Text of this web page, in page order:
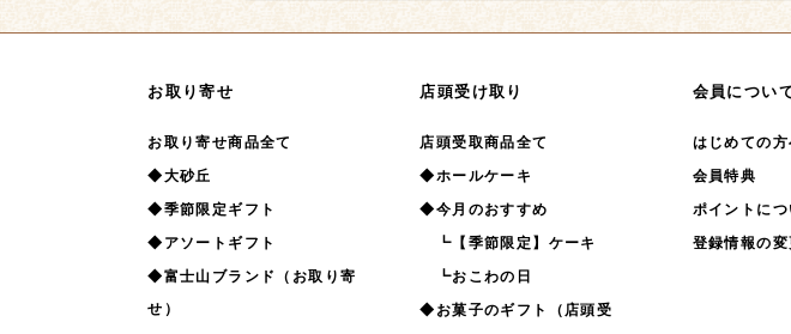
お取り寄せ
お取り寄せ商品全て
◆大砂丘
◆季節限定ギフト
◆アソートギフト
◆富士山ブランド（お取り寄
せ）
店頭受け取り
店頭受取商品全て
◆ホールケーキ
◆今月のおすすめ
┗【季節限定】ケーキ
┗おこわの日
◆お菓子のギフト（店頭受
会員につい
はじめての
会員特典
ポイントにつ
登録情報の変